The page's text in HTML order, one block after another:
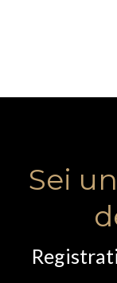
Sei